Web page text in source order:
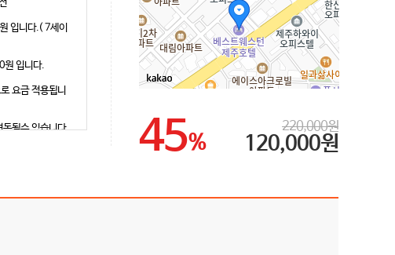
입니다.( 7세이
원 입니다.
요금 적용됩니
동될수 있습니다. 45%
220,000원
120,000원